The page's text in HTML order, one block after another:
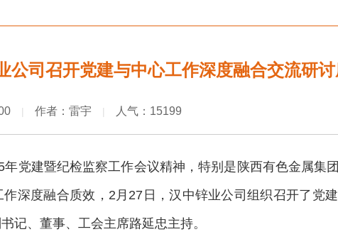
公司召开党建与中心工作深度融合交流研
| 作者：雷宇 | 人气：15199
党建暨纪检监察工作会议精神，特别是陕西有色金属集
深度融合质效，2月27日，汉中锌业公司组织召开了党
记、董事、工会主席路延忠主持。